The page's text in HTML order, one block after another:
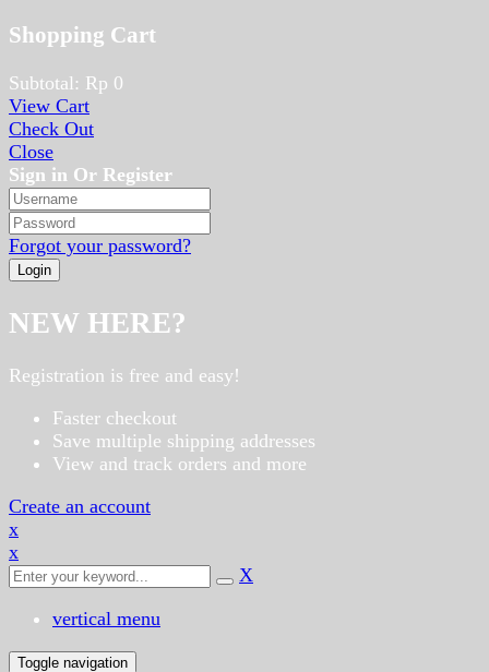
Shopping Cart
Subtotal: Rp 0
View Cart
Check Out
Close
Sign in Or Register
Forgot your password?
NEW HERE?
Registration is free and easy!
Faster checkout
Save multiple shipping addresses
View and track orders and more
Create an account
x
x
X
vertical menu
Toggle navigation